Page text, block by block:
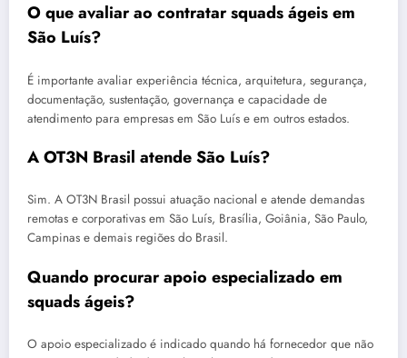
O que avaliar ao contratar squads ágeis em
São Luís?
É importante avaliar experiência técnica, arquitetura, segurança,
documentação, sustentação, governança e capacidade de
atendimento para empresas em São Luís e em outros estados.
A OT3N Brasil atende São Luís?
Sim. A OT3N Brasil possui atuação nacional e atende demandas
remotas e corporativas em São Luís, Brasília, Goiânia, São Paulo,
Campinas e demais regiões do Brasil.
Quando procurar apoio especializado em
squads ágeis?
O apoio especializado é indicado quando há fornecedor que não